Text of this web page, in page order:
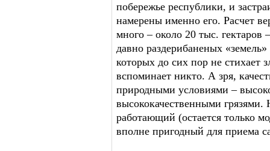
побережье республики, и
намерены именно его. Расчет
много – около 20 тыс.
давно раздерибаненых
которых до сих пор не стихает
вспоминает никто. А зря,
природными условиями –
высококачественными грязями.
работающий (остается только
вполне пригодный для приема